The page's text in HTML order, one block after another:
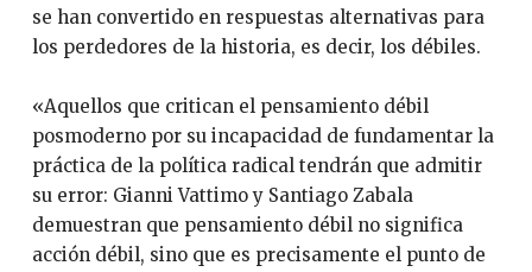
se han convertido en respuestas alternativas para
los perdedores de la historia, es decir, los débiles.
«Aquellos que critican el pensamiento débil
posmoderno por su incapacidad de fundamentar la
práctica de la política radical tendrán que admitir
su error: Gianni Vattimo y Santiago Zabala
demuestran que pensamiento débil no significa
acción débil, sino que es precisamente el punto de